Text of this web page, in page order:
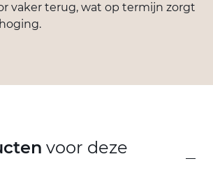
vaker terug, wat op termijn zorgt
voor deze